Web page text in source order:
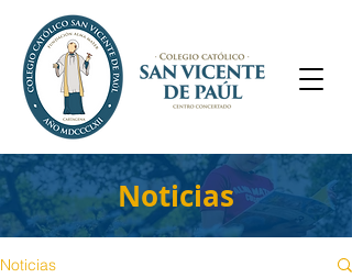
Noticias
Noticias